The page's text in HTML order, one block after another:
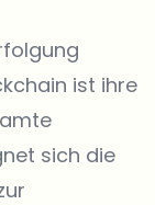
ist ihre
sich die